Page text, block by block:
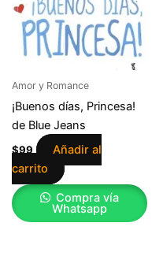
Amor y Romance
¡Buenos días, Princesa!
de Blue Jeans
$99
Añadir al
carrito
Compra vía
Whatsapp